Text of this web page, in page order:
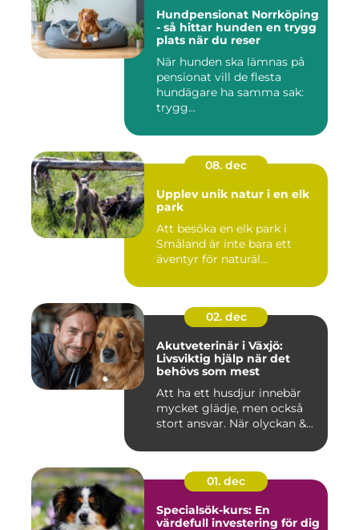
Hundpensionat Norrköping
- så hittar hunden en trygg
plats när du reser
När hunden ska lämnas på
pensionat vill de flesta
hundägare ha samma sak:
trygg...
08. dec
Upplev unik natur i en elk
park
Att besöka en elk park i
Småland är inte bara ett
äventyr för naturäl...
02. dec
Akutveterinär i Växjö:
Livsviktig hjälp när det
behövs som mest
Att ha ett husdjur innebär
mycket glädje, men också
stort ansvar. När olyckan &...
01. dec
Specialsök-kurs: En
värdefull investering för dig